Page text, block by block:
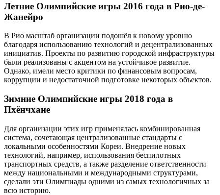
Летние Олимпийские игры 2016 года в Рио-де-
Жанейро
В Рио масштаб организации подошёл к новому уровню
благодаря использованию технологий и децентрализованных
инициатив. Проекты по развитию городской инфраструктуры
были реализованы с акцентом на устойчивое развитие.
Однако, имели место критики по финансовым вопросам,
коррупции и недостаточной подготовке некоторых объектов.
Зимние Олимпийские игры 2018 года в
Пхёнчхане
Для организации этих игр применялась комбинированная
система, сочетающая централизованные стандарты с
локальными особенностями Кореи. Внедрение новых
технологий, например, использования беспилотных
транспортных средств, а также разделение ответственности
между национальными и международными структурами,
сделали эти Олимпиады одними из самых технологичных за
всю историю.